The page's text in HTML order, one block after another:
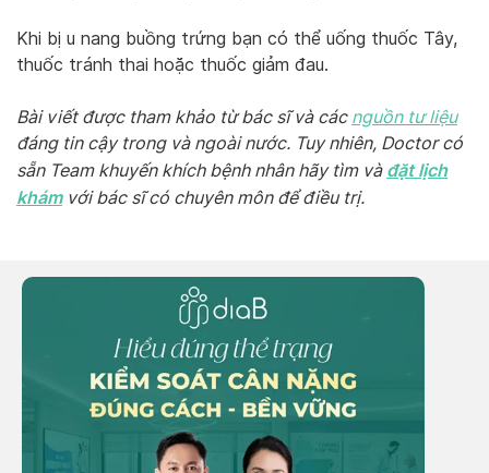
Khi bị u nang buồng trứng bạn có thể uống thuốc Tây,
thuốc tránh thai hoặc thuốc giảm đau.
Bài viết được tham khảo từ bác sĩ và các nguồn tư liệu
đáng tin cậy trong và ngoài nước. Tuy nhiên, Doctor có
sẵn Team khuyến khích bệnh nhân hãy tìm và đặt lịch
khámvới bác sĩ có chuyên môn để điều trị.